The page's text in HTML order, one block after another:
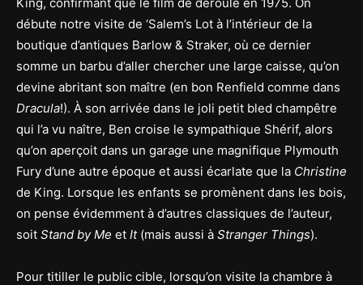
débute notre visite de ‘Salem’s Lot à l’intérieur de la
boutique d’antiques Barlow & Straker, où ce dernier
somme un barbu d’aller chercher une large caisse, qu’on
devine abritant son maître (en bon Renfield comme dans
Dracula!). À son arrivée dans le joli petit bled champêtre
qui l’a vu naître, Ben croise le sympathique Shérif, alors
qu’on aperçoit dans un garage une magnifique Plymouth
Fury d’une autre époque et aussi écarlate que la Christine
de King. Lorsque les enfants se promènent dans les bois,
on pense évidemment à d’autres classiques de l’auteur,
soit Stand by Me et It(mais aussi à Stranger Things).
Pour titiller le public cible, lorsqu’on visite la chambre à